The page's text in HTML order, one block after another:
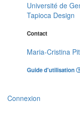
Université de
Tapioca Design
Contact
Maria-Cristina
Guide d'utilisation
Connexion